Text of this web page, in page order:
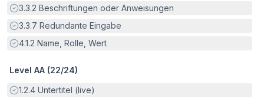
Erfüllt:
3.3.2 Beschriftungen oder Anweisungen
Erfüllt:
3.3.7 Redundante Eingabe
Erfüllt:
4.1.2 Name, Rolle, Wert
Level AA (22/24)
Erfüllt:
1.2.4 Untertitel (live)